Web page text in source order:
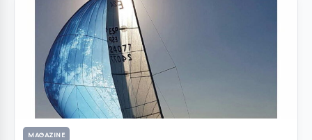
MAGAZINE